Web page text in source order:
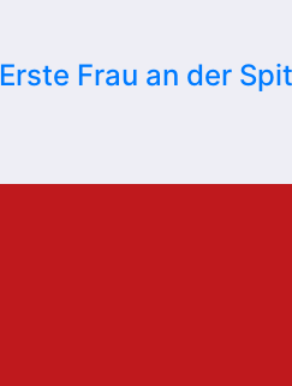
Erste Frau an der